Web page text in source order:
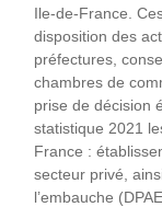
Ile‑de-France.
disposition des
préfectures,
chambres de
prise de décision
statistique 2021
France :
secteur privé,
l’embauche